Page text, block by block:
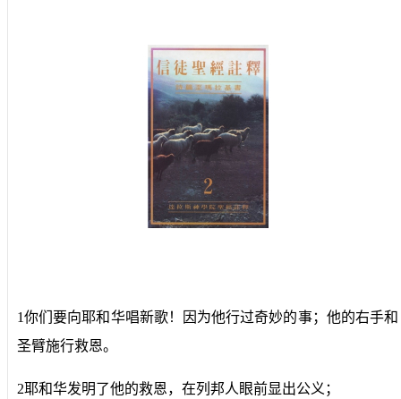
1你们要向耶和华唱新歌！因为他行过奇妙的事；他的右手和
圣臂施行救恩。
2耶和华发明了他的救恩，在列邦人眼前显出公义；